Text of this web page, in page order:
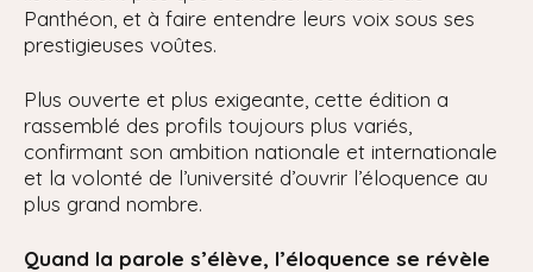
Panthéon, et à faire entendre leurs voix sous ses
prestigieuses voûtes.
Plus ouverte et plus exigeante, cette édition a
rassemblé des profils toujours plus variés,
confirmant son ambition nationale et internationale
et la volonté de l’université d’ouvrir l’éloquence au
plus grand nombre.
Quand la parole s’élève, l’éloquence se révèle